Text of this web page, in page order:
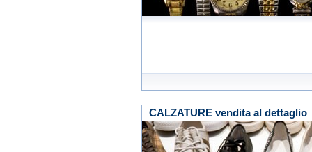
CALZATURE vendita al dettaglio